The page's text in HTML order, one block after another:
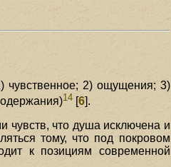
чувственное; 2) ощущения; 3)
14 [6].
чувств, что душа исключена и
тому, что под покровом
к позициям современной